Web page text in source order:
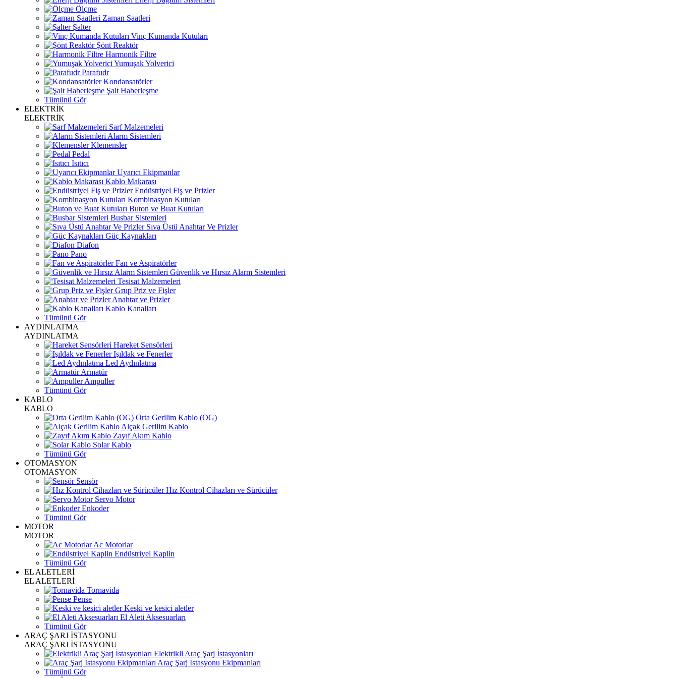
Ölçme
Zaman Saatleri
Şalter
Vinç Kumanda Kutuları
Şönt Reaktör
Harmonik Filtre
Yumuşak Yolverici
Parafudr
Kondansatörler
Şalt Haberleşme
Tümünü Gör
ELEKTRİK
ELEKTRİK
Sarf Malzemeleri
Alarm Sistemleri
Klemensler
Pedal
Isıtıcı
Uyarıcı Ekipmanlar
Kablo Makarası
Endüstriyel Fiş ve Prizler
Kombinasyon Kutuları
Buton ve Buat Kutuları
Busbar Sistemleri
Sıva Üstü Anahtar Ve Prizler
Güç Kaynakları
Diafon
Pano
Fan ve Aspiratörler
Güvenlik ve Hırsız Alarm Sistemleri
Tesisat Malzemeleri
Grup Priz ve Fişler
Anahtar ve Prizler
Kablo Kanalları
Tümünü Gör
AYDINLATMA
AYDINLATMA
Hareket Sensörleri
Işıldak ve Fenerler
Led Aydınlatma
Armatür
Ampuller
Tümünü Gör
KABLO
KABLO
Orta Gerilim Kablo (OG)
Alçak Gerilim Kablo
Zayıf Akım Kablo
Solar Kablo
Tümünü Gör
OTOMASYON
OTOMASYON
Sensör
Hız Kontrol Cihazları ve Sürücüler
Servo Motor
Enkoder
Tümünü Gör
MOTOR
MOTOR
Ac Motorlar
Endüstriyel Kaplin
Tümünü Gör
EL ALETLERİ
EL ALETLERİ
Tornavida
Pense
Keski ve kesici aletler
El Aleti Aksesuarları
Tümünü Gör
ARAÇ ŞARJ İSTASYONU
ARAÇ ŞARJ İSTASYONU
Elektrikli Araç Şarj İstasyonları
Araç Şarj İstasyonu Ekipmanları
Tümünü Gör